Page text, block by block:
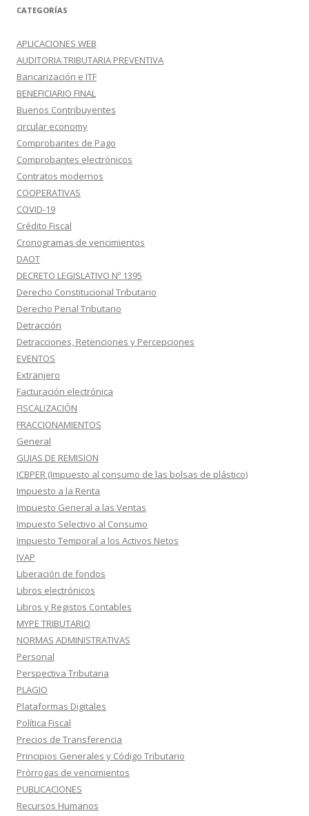
CATEGORÍAS
APLICACIONES WEB
AUDITORIA TRIBUTARIA PREVENTIVA
Bancarización e ITF
BENEFICIARIO FINAL
Buenos Contribuyentes
circular economy
Comprobantes de Pago
Comprobantes electrónicos
Contratos modernos
COOPERATIVAS
COVID-19
Crédito Fiscal
Cronogramas de vencimientos
DAOT
DECRETO LEGISLATIVO Nº 1395
Derecho Constitucional Tributario
Derecho Penal Tributario
Detracción
Detracciones, Retenciones y Percepciones
EVENTOS
Extranjero
Facturación electrónica
FISCALIZACIÓN
FRACCIONAMIENTOS
General
GUIAS DE REMISION
ICBPER (Impuesto al consumo de las bolsas de plástico)
Impuesto a la Renta
Impuesto General a las Ventas
Impuesto Selectivo al Consumo
Impuesto Temporal a los Activos Netos
IVAP
Liberación de fondos
Libros electrónicos
Libros y Registos Contables
MYPE TRIBUTARIO
NORMAS ADMINISTRATIVAS
Personal
Perspectiva Tributaria
PLAGIO
Plataformas Digitales
Política Fiscal
Precios de Transferencia
Principios Generales y Código Tributario
Prórrogas de vencimientos
PUBLICACIONES
Recursos Humanos